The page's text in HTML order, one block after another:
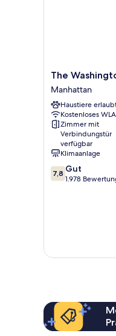
The
Washington
Manhattan
The
Manhattan
Haustiere
Kostenloses
Zimmer mit
Verbindungstür
verfügbar
Klimaanlage
7.8
von
7,8 Gut
1.978